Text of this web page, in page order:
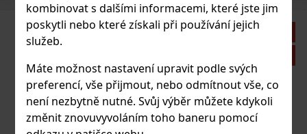
kombinovat s dalšími informacemi, které jste jim
poskytli nebo které získali při používání jejich
služeb.
Máte možnost nastavení upravit podle svých
preferencí, vše přijmout, nebo odmítnout vše, co
není nezbytně nutné. Svůj výběr můžete kdykoli
změnit znovuvyvoláním toho baneru pomocí
Sleva: 9%